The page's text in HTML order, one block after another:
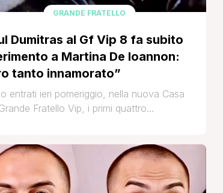
GRANDE FRATELLO
Dumitras al Gf Vip 8 fa subito
a Martina De Ioannon:
tanto innamorato”
entrati ieri pomeriggio, nella nuova Casa
Fratello Vip, i primi quattro
questi primi giorni, in attesa
ufficiale del programma, fissato per
17 marzo, dormendo in tenda in giardino